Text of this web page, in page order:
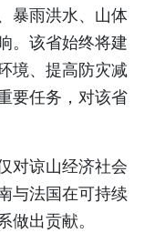
暴雨洪水、山体
。该省始终将建
境、提高防灾减
要任务，对该省
对谅山经济社会
与法国在可持续
出贡献。